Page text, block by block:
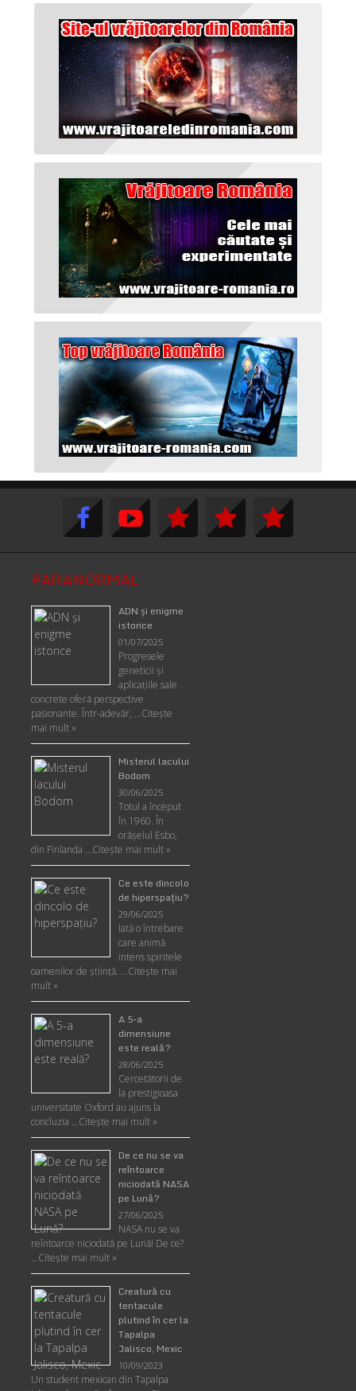
PARANORMAL
ADN şi enigme
istorice
01/07/2025
Progresele
geneticii şi
aplicaţiile sale
concrete oferă perspective
pasionante. Într-adevăr, …Citește
mai mult »
Misterul lacului
Bodom
30/06/2025
Totul a început
în 1960. În
orășelul Esbo,
din Finlanda …Citește mai mult »
Ce este dincolo
de hiperspaţiu?
29/06/2025
Iată o întrebare
care animă
intens spiritele
oamenilor de ştiinţă. …Citește mai
mult »
A 5-a
dimensiune
este reală?
28/06/2025
Cercetătorii de
la prestigioasa
universitate Oxford au ajuns la
concluzia …Citește mai mult »
De ce nu se va
reîntoarce
niciodată NASA
pe Lună?
27/06/2025
NASA nu se va
reîntoarce niciodată pe Lună! De ce?
…Citește mai mult »
Creatură cu
tentacule
plutind în cer la
Tapalpa
Jalisco, Mexic
10/09/2023
Un student mexican din Tapalpa